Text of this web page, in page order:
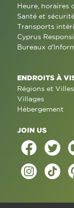
Heure, horaires
Santé et
Transports
Cyprus
Bureaux
ENDROITS À
Régions et Villes
Villages
Hébergement
JOIN US